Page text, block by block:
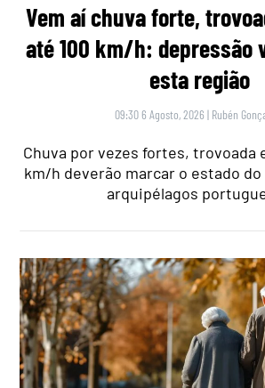
Vem aí chuva forte,
até 100 km/h: depressão
esta região
09:30 6 Agosto, 2026 | Rubén
Chuva por vezes fortes, trovoada
km/h deverão marcar o estado
arquipélagos